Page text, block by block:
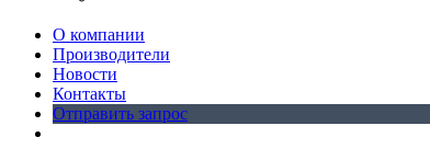
О компании
Производители
Новости
Контакты
Отправить запрос